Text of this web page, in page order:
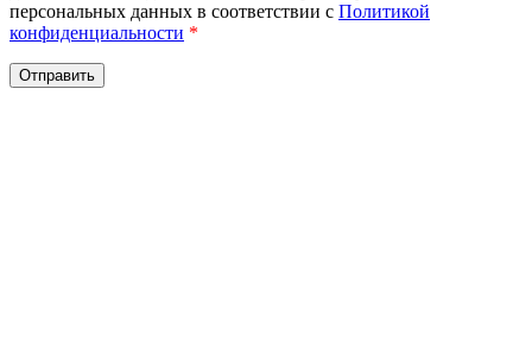
персональных данных в соответствии с Политикой
конфиденциальности *